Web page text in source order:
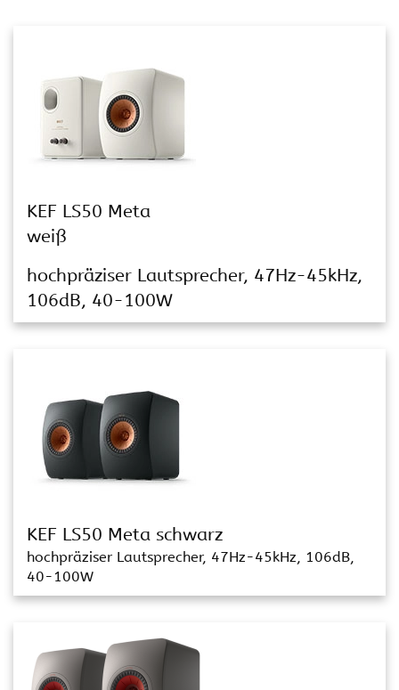
KEF LS50 Meta
weiß
hochpräziser Lautsprecher, 47Hz-45kHz,
106dB, 40-100W
KEF LS50 Meta schwarz
hochpräziser Lautsprecher, 47Hz-45kHz, 106dB,
40-100W